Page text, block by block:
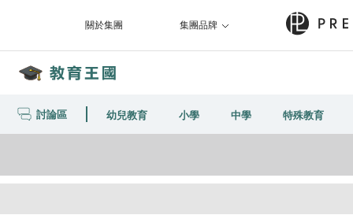
關於集團 集團品牌
討論區 幼兒教育 小學 中學 特殊教育